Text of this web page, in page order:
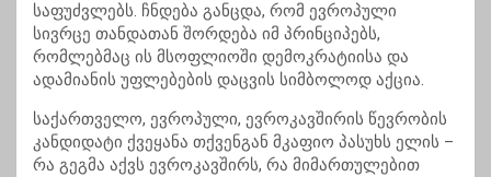
საფუძვლებს. ჩნდება განცდა, რომ ევროპული
სივრცე თანდათან შორდება იმ პრინციპებს,
რომლებმაც ის მსოფლიოში დემოკრატიისა და
ადამიანის უფლებების დაცვის სიმბოლოდ აქცია.
საქართველო, ევროპული, ევროკავშირის წევრობის
კანდიდატი ქვეყანა თქვენგან მკაფიო პასუხს ელის –
რა გეგმა აქვს ევროკავშირს, რა მიმართულებით